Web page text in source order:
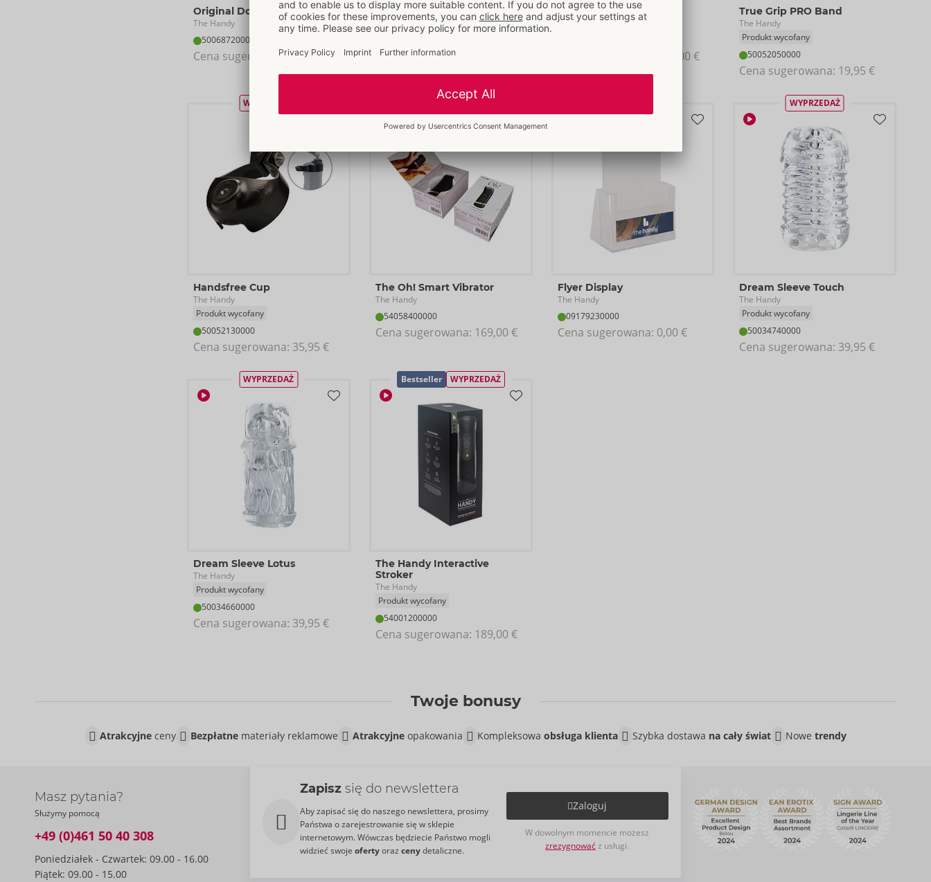
Original Dot Band
The Handy
50068720000
Cena sugerowana: 19,90 €
The Handy 2
The Handy
Cena sugerowana:
The Handy 2 Pro
The Handy
349,00 €
True Grip PRO Band
The Handy
Produkt wycofany
50052050000
Cena sugerowana: 19,95 €
WYPRZEDAŻ
Handsfree Cup
The Handy
Produkt wycofany
50052130000
Cena sugerowana: 35,95 €
The Oh! Smart Vibrator
The Handy
54058400000
Cena sugerowana: 169,00 €
Flyer Display
The Handy
09179230000
Cena sugerowana: 0,00 €
WYPRZEDAŻ
Dream Sleeve Touch
The Handy
Produkt wycofany
50034740000
Cena sugerowana: 39,95 €
WYPRZEDAŻ
Dream Sleeve Lotus
The Handy
Produkt wycofany
50034660000
Cena sugerowana: 39,95 €
Bestseller WYPRZEDAŻ
The Handy Interactive
Stroker
The Handy
Produkt wycofany
54001200000
Cena sugerowana: 189,00 €
Twoje bonusy
Atrakcyjneceny Bezpłatnemateriały reklamowe Atrakcyjneopakowania Kompleksowa obsługa klienta Szybka dostawa na cały świat Nowe trendy
Masz pytania?
Służymy pomocą
+49 (0)461 50 40 308
Poniedziałek - Czwartek: 09.00 - 16.00
Piątek: 09.00 - 15.00
Zapisz się do newslettera
Aby zapisać się do naszego newslettera, prosimy
Państwa o zarejestrowanie się w sklepie
internetowym. Wówczas będziecie Państwo mogli
widzieć swoje ofertyoraz cenydetaliczne.
Zaloguj
W dowolnym momencie możesz
zrezygnowaćz usługi.